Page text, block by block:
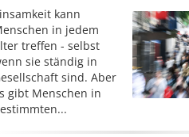
kann
in jedem
treffen - selbst
sie ständig in
sind. Aber
gibt Menschen in